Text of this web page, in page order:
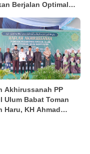
Berjalan Optimal
Akhirussanah PP
Ulum Babat Toman
Haru, KH Ahmad